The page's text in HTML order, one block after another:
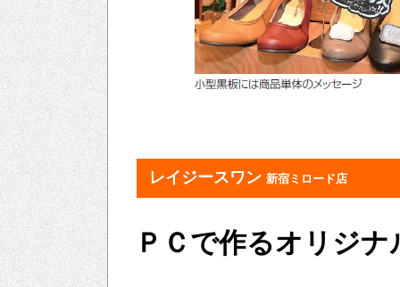
レイジースワン 新宿ミロード店
ＰＣで作るオリジ